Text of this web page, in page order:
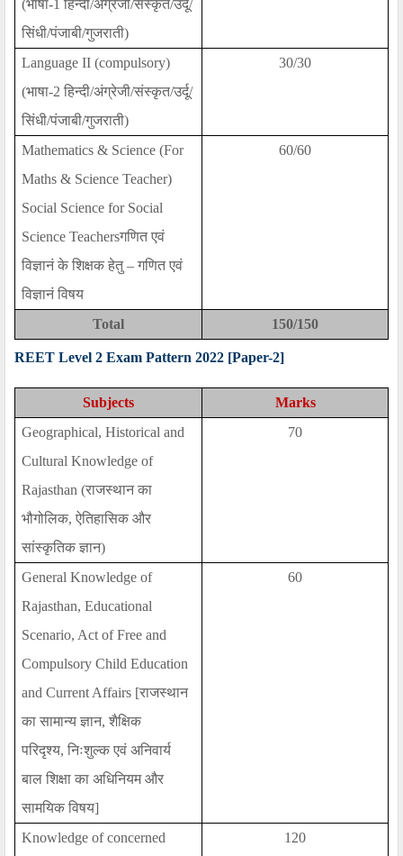
(भाषा-1हिन्दी/अंग्रेजी/संस्कृत/उर्दू/
सिंधी/पंजाबी/गुजराती)
Language II (compulsory)
(भाषा-2हिन्दी/अंग्रेजी/संस्कृत/उर्दू/
सिंधी/पंजाबी/गुजराती)
30/30
Mathematics & Science (For
Maths & Science Teacher)
Social Science for Social
Science Teachersगणित एवं
विज्ञानं के शिक्षक हेतु–गणित एवं
विज्ञानं विषय
60/60
Total 150/150
REET Level 2 Exam Pattern 2022 [Paper-2]
Subjects
Marks
Geographical, Historical and
Cultural Knowledge of
Rajasthan (राजस्थान का
भौगोलिक,ऐतिहासिक और
सांस्कृतिक ज्ञान)
70
General Knowledge of
Rajasthan, Educational
Scenario, Act of Free and
Compulsory Child Education
and Current Affairs [राजस्थान
का सामान्य ज्ञान,शैक्षिक
परिदृश्य,निःशुल्क एवं अनिवार्य
बाल शिक्षा का अधिनियम और
सामयिक विषय]
60
Knowledge of concerned
120